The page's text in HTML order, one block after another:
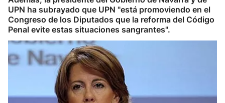
UPN ha subrayado que UPN "está promoviendo en el
Congreso de los Diputados que la reforma del Código
Penal evite estas situaciones sangrantes".